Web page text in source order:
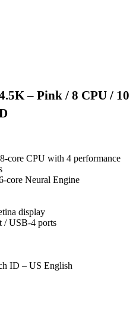
– Pink / 8 CPU / 10
CPU with 4 performance
Neural Engine
display
/ USB-4 ports
ID – US English